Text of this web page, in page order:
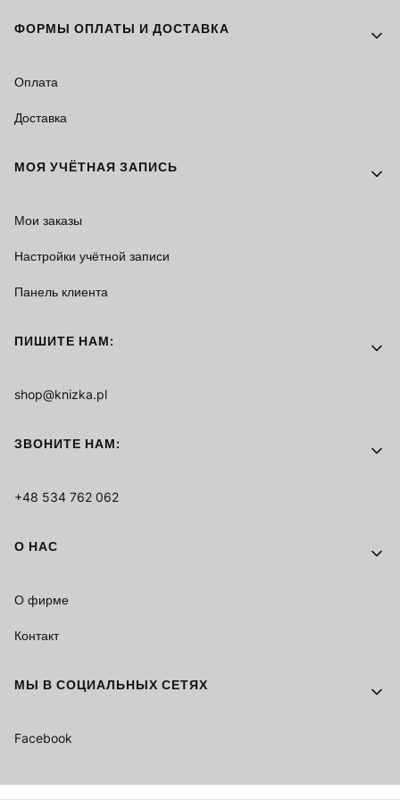
ФОРМЫ ОПЛАТЫ И ДОСТАВКА
Оплата
Доставка
МОЯ УЧЁТНАЯ ЗАПИСЬ
Мои заказы
Настройки учётной записи
Панель клиента
ПИШИТЕ НАМ:
shop@knizka.pl
ЗВОНИТЕ НАМ:
+48 534 762 062
О НАС
О фирме
Контакт
МЫ В СОЦИАЛЬНЫХ СЕТЯХ
Facebook